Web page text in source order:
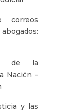
correos
de la
Nación –
y las